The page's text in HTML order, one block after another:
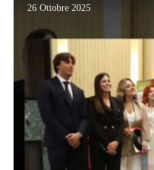
26 Ottobre 2025